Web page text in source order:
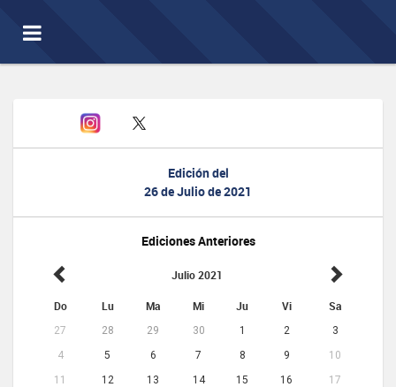
Toggle
navigation
Edición del
26 de Julio de 2021
Ediciones Anteriores
Julio 2021
Do Lu Ma Mi Ju Vi Sa
27 28 29 30 1 2
3
4
5 6 7 8 9
10
11
12 13 14 15 16
17